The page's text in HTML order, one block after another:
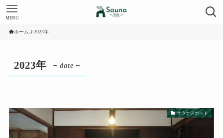
MENU
ホーム 2023年
2023年 – date –
サウナスポット